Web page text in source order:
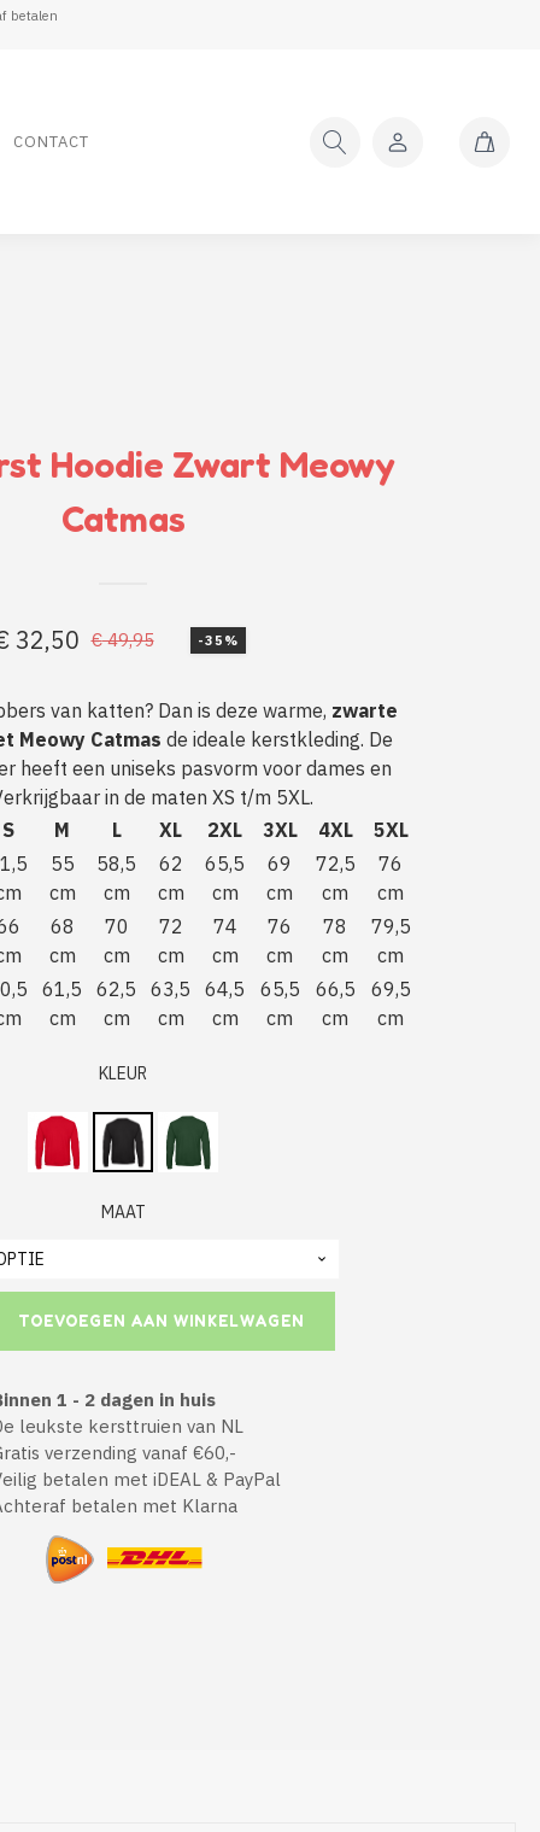
betalen
CONTACT
Hoodie Zwart Meowy
Catmas
€49,95
49,95.
32,50
32,50.
-35%
van katten? Dan is deze warme, zwarte
Meowy Catmas de ideale kerstkleding. De
heeft een uniseks pasvorm voor dames en
in de maten XS t/m 5XL.
S
M L XL 2XL 3XL 4XL
5XL
55
cm
58,5
cm
62
cm
65,5
cm
69
cm
72,5
cm
76
cm
68
cm
70
cm
72
cm
74
cm
76
cm
78
cm
79,5
cm
61,5
cm
62,5
cm
63,5
cm
64,5
cm
65,5
cm
66,5
cm
69,5
cm
KLEUR
MAAT
TOEVOEGEN AAN WINKELWAGEN
1 - 2 dagen in huis
leukste kersttruien van NL
verzending vanaf €60,-
betalen met iDEAL & PayPal
betalen met Klarna